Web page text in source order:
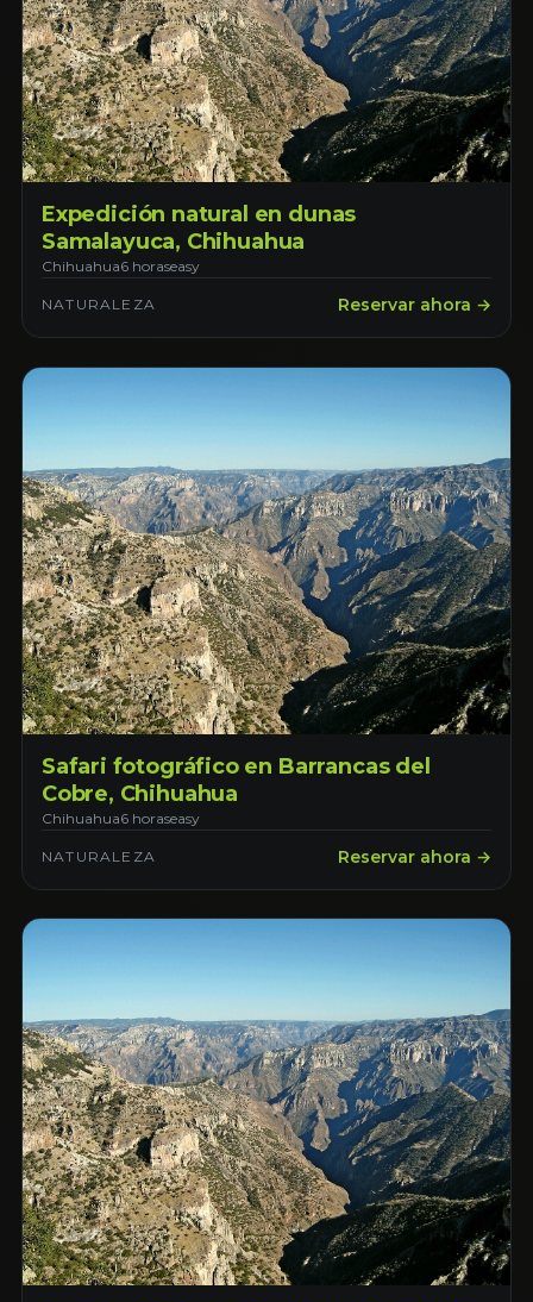
Expedición natural en dunas
Samalayuca, Chihuahua
Chihuahua6 horaseasy
NATURALEZA Reservar ahora →
Safari fotográfico en Barrancas del
Cobre, Chihuahua
Chihuahua6 horaseasy
NATURALEZA Reservar ahora →